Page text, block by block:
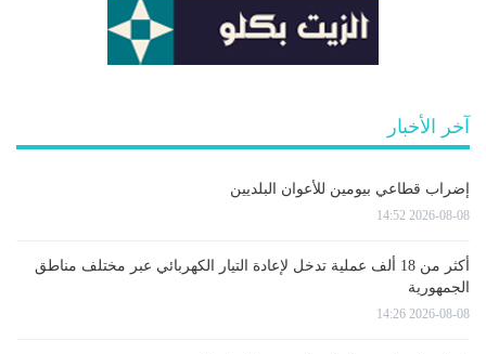
آخر الأخبار
إضراب قطاعي بيومين للأعوان البلديين
2026-08-08 14:52
أكثر من 18 ألف عملية تدخل لإعادة التيار الكهربائي عبر مختلف مناطق
الجمهورية
2026-08-08 14:26